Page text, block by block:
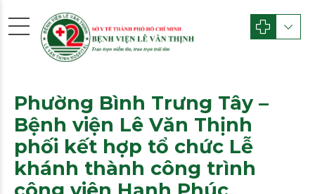
Phường Bình Trưng Tây –
Bệnh viện Lê Văn Thịnh
phối kết hợp tổ chức Lễ
khánh thành công trình